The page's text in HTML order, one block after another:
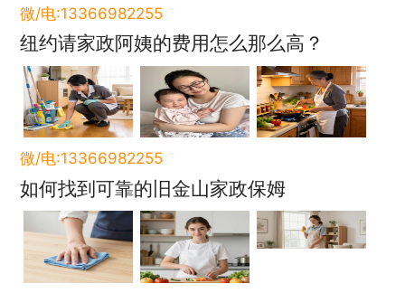
微/电:13366982255
纽约请家政阿姨的费用怎么那么高？
微/电:13366982255
如何找到可靠的旧金山家政保姆